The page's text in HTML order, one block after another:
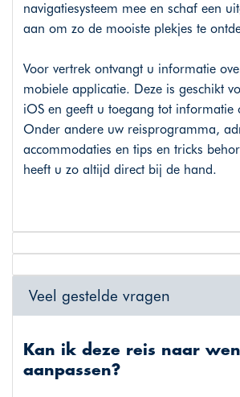
navigatiesysteem mee en schaf een
aan om zo de mooiste plekjes te
Voor vertrek ontvangt u informatie
mobiele applicatie. Deze is geschikt
iOS en geeft u toegang tot informatie
Onder andere uw reisprogramma,
accommodaties en tips en tricks
heeft u zo altijd direct bij de hand.
Veel gestelde vragen
Kan ik deze reis naar
aanpassen?